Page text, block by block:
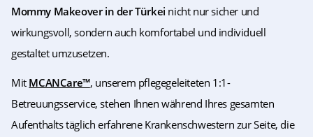
Mommy Makeover in der Türkei nicht nur sicher und
wirkungsvoll, sondern auch komfortabel und individuell
gestaltet umzusetzen.
Mit MCANCare™, unserem pflegegeleiteten 1:1-
Betreuungsservice, stehen Ihnen während Ihres gesamten
Aufenthalts täglich erfahrene Krankenschwestern zur Seite, die